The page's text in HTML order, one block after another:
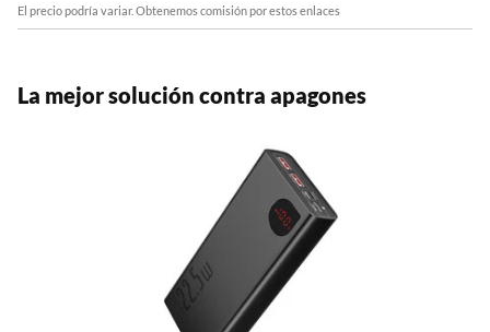
El precio podría variar. Obtenemos comisión por estos enlaces
La mejor solución contra apagones